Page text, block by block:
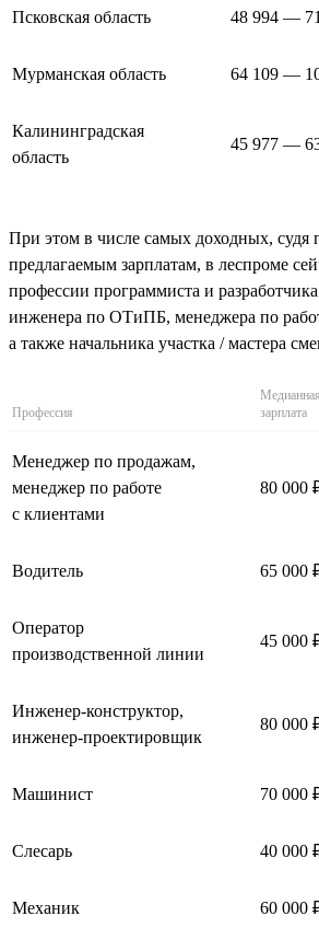
Псковская область 48 994 —
Мурманская область 64 109 —
Калининградская
область
45 977 —
При этом в числе самых доходных,
предлагаемым зарплатам, в леспроме
профессии программиста и
инженера по ОТиПБ, менеджера по
а также начальника участка / мастера
Профессия
Медианная
зарплата
Менеджер по продажам,
менеджер по работе
с клиентами
80 000
Водитель 65 000
Оператор
производственной линии
45 000
Инженер-конструктор,
инженер-проектировщик
80 000
Машинист 70 000
Слесарь 40 000
Механик 60 000